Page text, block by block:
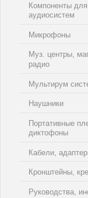
Компоненты для
аудиосистем
Микрофоны
Муз. центры,
радио
Мультирум
Наушники
Портативные
диктофоны
Кабели,
Кронштейны,
Руководства,